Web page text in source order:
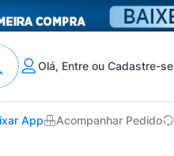
Olá, Entre ou Cadastre-se
App Acompanhar Pedido